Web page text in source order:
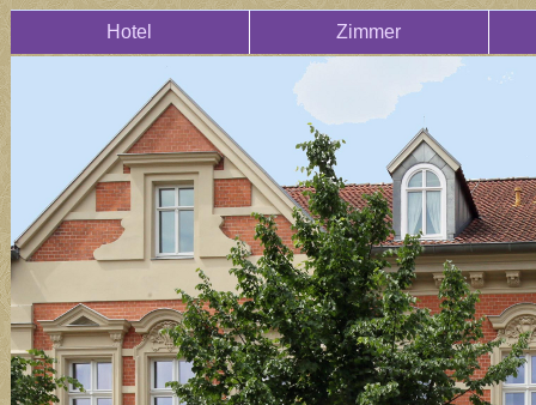
Hotel Zimmer